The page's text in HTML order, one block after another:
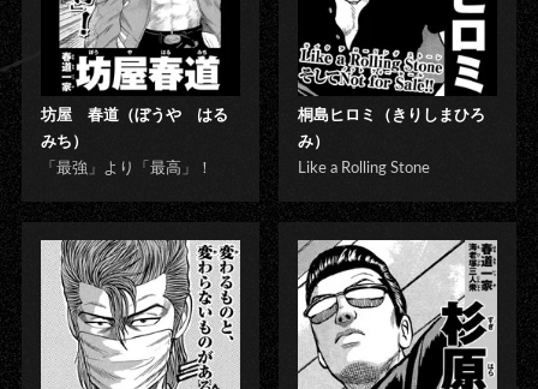
坊屋 春道（ぼうや はる
みち）
「最強」より「最高」！
桐島ヒロミ（きりしまひろ
み）
Like a Rolling Stone